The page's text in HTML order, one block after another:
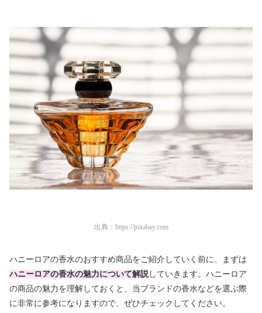
出典： https://pixabay.com
ハニーロアの香水のおすすめ商品をご紹介していく前に、まずは
ハニーロアの香水の魅力について解説していきます。ハニーロア
の商品の魅力を理解しておくと、当ブランドの香水などを選ぶ際
に非常に参考になりますので、ぜひチェックしてください。